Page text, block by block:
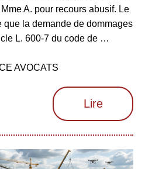
A. pour recours abusif. Le
que la demande de dommages
L. 600-7 du code de …
AVOCATS
Lire